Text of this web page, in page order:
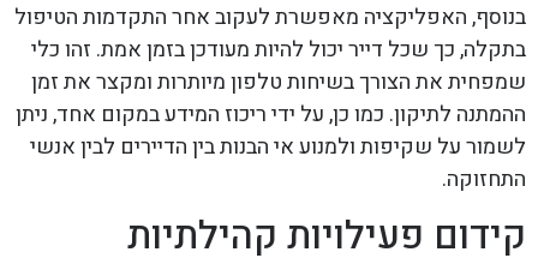
בנוסף, האפליקציה מאפשרת לעקוב אחר התקדמות הטיפול
בתקלה, כך שכל דייר יכול להיות מעודכן בזמן אמת. זהו כלי
שמפחית את הצורך בשיחות טלפון מיותרות ומקצר את זמן
ההמתנה לתיקון. כמו כן, על ידי ריכוז המידע במקום אחד, ניתן
לשמור על שקיפות ולמנוע אי הבנות בין הדיירים לבין אנשי
התחזוקה.
קידום פעילויות קהילתיות